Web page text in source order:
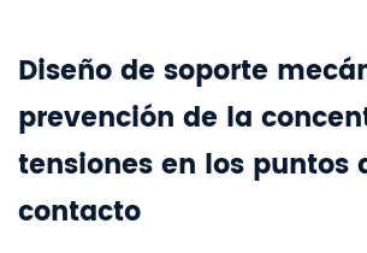
Diseño de soporte
prevención de la
tensiones en los puntos
contacto